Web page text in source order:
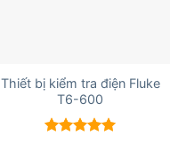
Thiết bị kiểm tra điện Fluke
T6-600